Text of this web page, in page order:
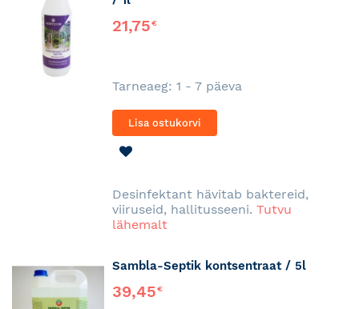
21,75€
Tarneaeg: 1 - 7 päeva
Lisa ostukorvi
Desinfektant hävitab baktereid,
viiruseid, hallitusseeni. Tutvu
lähemalt
Sambla-Septik kontsentraat / 5l
39,45€